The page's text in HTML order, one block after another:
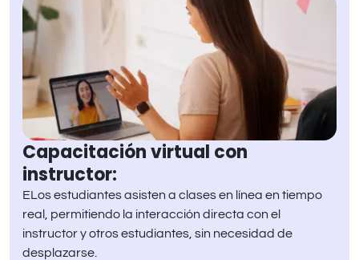
Capacitación virtual con
instructor:
ELos estudiantes asisten a clases en línea en tiempo
real, permitiendo la interacción directa con el
instructor y otros estudiantes, sin necesidad de
desplazarse.